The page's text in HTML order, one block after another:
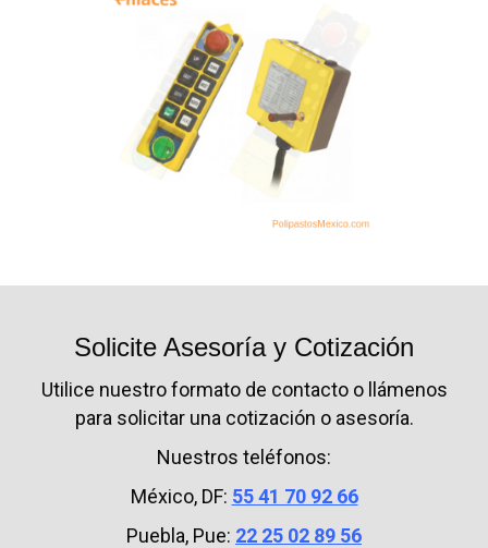
Solicite Asesoría y Cotización
Utilice nuestro formato de contacto o llámenos
para solicitar una cotización o asesoría.
Nuestros teléfonos:
México, DF: 55 41 70 92 66
Puebla, Pue: 22 25 02 89 56